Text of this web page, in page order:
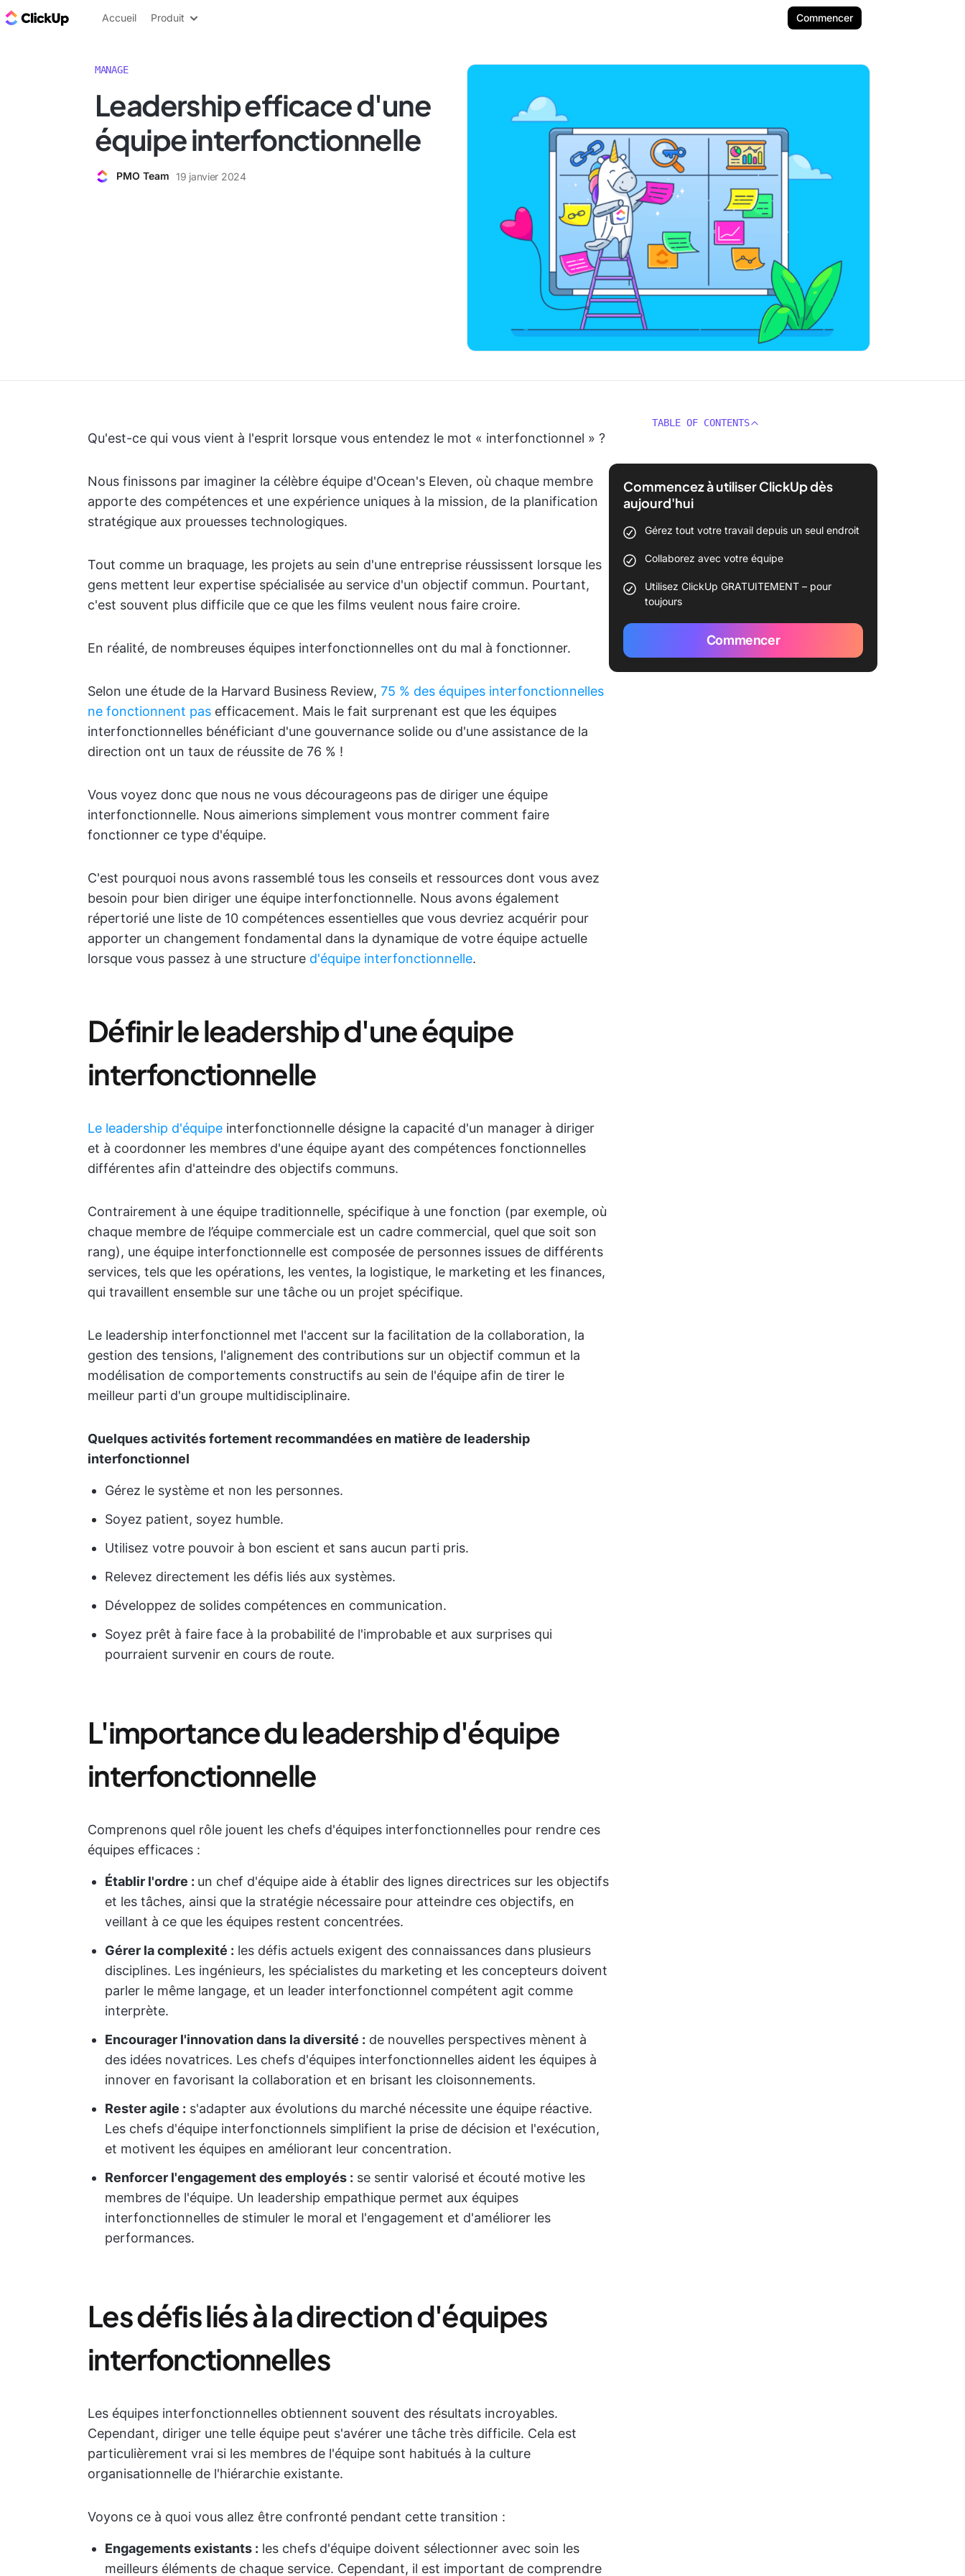
ClickUp Blog
Accueil Produit Commencer
MANAGE
Leadership efficace d'une
équipe interfonctionnelle
PMO Team 19 janvier 2024
Qu'est-ce qui vous vient à l'esprit lorsque vous entendez le mot « interfonctionnel » ?
Nous finissons par imaginer la célèbre équipe d'Ocean's Eleven, où chaque membre
apporte des compétences et une expérience uniques à la mission, de la planification
stratégique aux prouesses technologiques.
Tout comme un braquage, les projets au sein d'une entreprise réussissent lorsque les
gens mettent leur expertise spécialisée au service d'un objectif commun. Pourtant,
c'est souvent plus difficile que ce que les films veulent nous faire croire.
En réalité, de nombreuses équipes interfonctionnelles ont du mal à fonctionner.
Selon une étude de la Harvard Business Review, 75 % des équipes interfonctionnelles
ne fonctionnent pas efficacement. Mais le fait surprenant est que les équipes
interfonctionnelles bénéficiant d'une gouvernance solide ou d'une assistance de la
direction ont un taux de réussite de 76 % !
Vous voyez donc que nous ne vous décourageons pas de diriger une équipe
interfonctionnelle. Nous aimerions simplement vous montrer comment faire
fonctionner ce type d'équipe.
C'est pourquoi nous avons rassemblé tous les conseils et ressources dont vous avez
besoin pour bien diriger une équipe interfonctionnelle. Nous avons également
répertorié une liste de 10 compétences essentielles que vous devriez acquérir pour
apporter un changement fondamental dans la dynamique de votre équipe actuelle
lorsque vous passez à une structure d'équipe interfonctionnelle.
Définir le leadership d'une équipe
interfonctionnelle
Le leadership d'équipe interfonctionnelle désigne la capacité d'un manager à diriger
et à coordonner les membres d'une équipe ayant des compétences fonctionnelles
différentes afin d'atteindre des objectifs communs.
Contrairement à une équipe traditionnelle, spécifique à une fonction (par exemple, où
chaque membre de l’équipe commerciale est un cadre commercial, quel que soit son
rang), une équipe interfonctionnelle est composée de personnes issues de différents
services, tels que les opérations, les ventes, la logistique, le marketing et les finances,
qui travaillent ensemble sur une tâche ou un projet spécifique.
Le leadership interfonctionnel met l'accent sur la facilitation de la collaboration, la
gestion des tensions, l'alignement des contributions sur un objectif commun et la
modélisation de comportements constructifs au sein de l'équipe afin de tirer le
meilleur parti d'un groupe multidisciplinaire.
Quelques activités fortement recommandées en matière de leadership
interfonctionnel
Gérez le système et non les personnes.
Soyez patient, soyez humble.
Utilisez votre pouvoir à bon escient et sans aucun parti pris.
Relevez directement les défis liés aux systèmes.
Développez de solides compétences en communication.
Soyez prêt à faire face à la probabilité de l'improbable et aux surprises qui
pourraient survenir en cours de route.
L'importance du leadership d'équipe
interfonctionnelle
Comprenons quel rôle jouent les chefs d'équipes interfonctionnelles pour rendre ces
équipes efficaces :
Établir l'ordre : un chef d'équipe aide à établir des lignes directrices sur les objectifs
et les tâches, ainsi que la stratégie nécessaire pour atteindre ces objectifs, en
veillant à ce que les équipes restent concentrées.
Gérer la complexité : les défis actuels exigent des connaissances dans plusieurs
disciplines. Les ingénieurs, les spécialistes du marketing et les concepteurs doivent
parler le même langage, et un leader interfonctionnel compétent agit comme
interprète.
Encourager l'innovation dans la diversité : de nouvelles perspectives mènent à
des idées novatrices. Les chefs d'équipes interfonctionnelles aident les équipes à
innover en favorisant la collaboration et en brisant les cloisonnements.
Rester agile : s'adapter aux évolutions du marché nécessite une équipe réactive.
Les chefs d'équipe interfonctionnels simplifient la prise de décision et l'exécution,
et motivent les équipes en améliorant leur concentration.
Renforcer l'engagement des employés : se sentir valorisé et écouté motive les
membres de l'équipe. Un leadership empathique permet aux équipes
interfonctionnelles de stimuler le moral et l'engagement et d'améliorer les
performances.
Les défis liés à la direction d'équipes
interfonctionnelles
Les équipes interfonctionnelles obtiennent souvent des résultats incroyables.
Cependant, diriger une telle équipe peut s'avérer une tâche très difficile. Cela est
particulièrement vrai si les membres de l'équipe sont habitués à la culture
organisationnelle de l'hiérarchie existante.
Voyons ce à quoi vous allez être confronté pendant cette transition :
Engagements existants : les chefs d'équipe doivent sélectionner avec soin les
meilleurs éléments de chaque service. Cependant, il est important de comprendre
TABLE OF CONTENTS
Commencez à utiliser ClickUp dès
aujourd'hui
Gérez tout votre travail depuis un seul endroit
Collaborez avec votre équipe
Utilisez ClickUp GRATUITEMENT – pour
toujours
Commencer